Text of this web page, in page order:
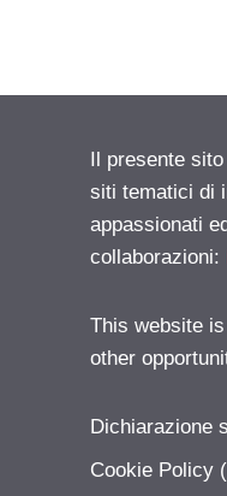
Il presente
siti tematici di
appassionati
collaborazioni:
This website
other
Dichiarazione
Cookie Policy